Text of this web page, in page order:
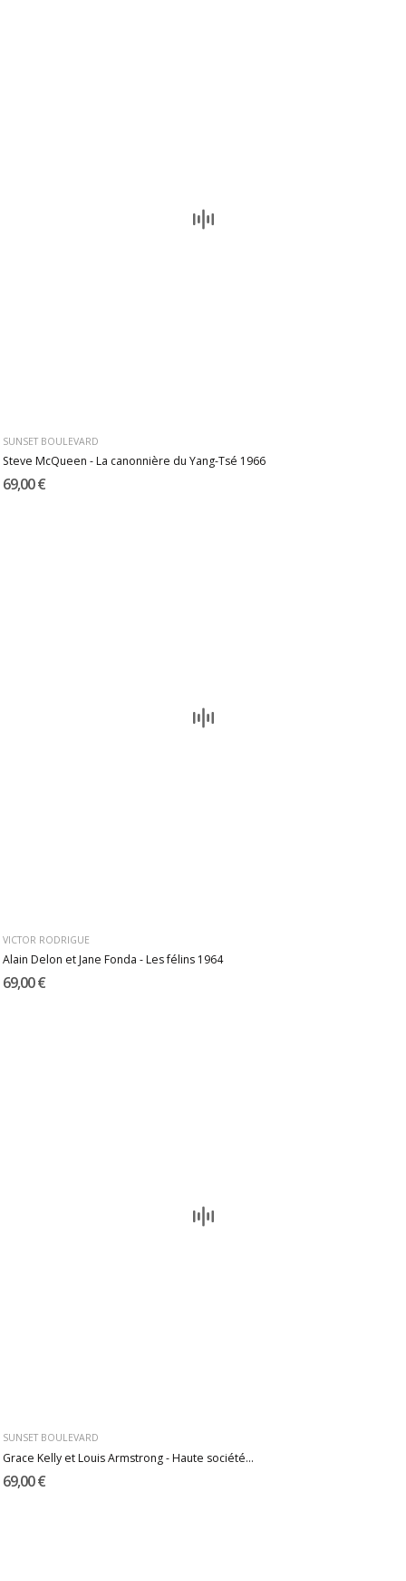
SUNSET BOULEVARD
Steve McQueen - La canonnière du Yang-Tsé 1966
69,00 €
VICTOR RODRIGUE
Alain Delon et Jane Fonda - Les félins 1964
69,00 €
SUNSET BOULEVARD
Grace Kelly et Louis Armstrong - Haute société...
69,00 €